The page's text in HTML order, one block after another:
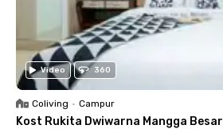
Video 360
Coliving • Campur
Kost Rukita Dwiwarna Mangga Besar